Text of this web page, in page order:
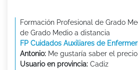
Formación Profesional de Grado
de Grado Medio a distancia
FP Cuidados Auxiliares de
Antonio: Me gustaría saber el
Usuario en provincia: Cadiz